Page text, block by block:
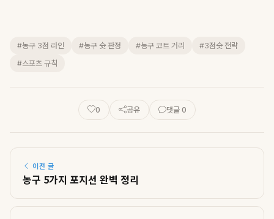
#농구 3점 라인 #농구 슛 판정 #농구 코트 거리
#3점슛 전략
#스포츠 규칙
0 공유 댓글 0
이전 글
농구 5가지 포지션 완벽 정리